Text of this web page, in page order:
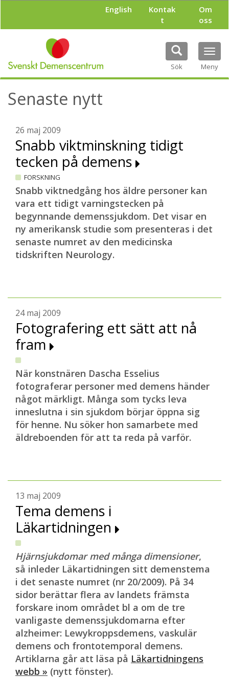
l
English
Kontak
t
Om
oss
Sök Meny
Senaste nytt
26 maj 2009
Snabb viktminskning tidigt
tecken på demens
FORSKNING
Snabb viktnedgång hos äldre personer kan
vara ett tidigt varningstecken på
begynnande demenssjukdom. Det visar en
ny amerikansk studie som presenteras i det
senaste numret av den medicinska
tidskriften Neurology.
24 maj 2009
Fotografering ett sätt att nå
fram
När konstnären Dascha Esselius
fotograferar personer med demens händer
något märkligt. Många som tycks leva
inneslutna i sin sjukdom börjar öppna sig
för henne. Nu söker hon samarbete med
äldreboenden för att ta reda på varför.
13 maj 2009
Tema demens i
Läkartidningen
Hjärnsjukdomar med många dimensioner,
så inleder Läkartidningen sitt demenstema
i det senaste numret (nr 20/2009). På 34
sidor berättar flera av landets främsta
forskare inom området bl a om de tre
vanligaste demenssjukdomarna efter
alzheimer: Lewykroppsdemens, vaskulär
demens och frontotemporal demens.
Artiklarna går att läsa på Läkartidningens
webb » (nytt fönster).